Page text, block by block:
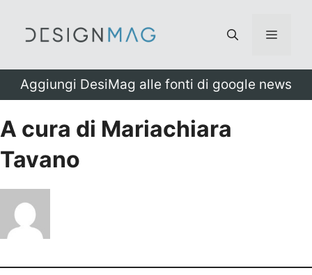
Menu
Aggiungi DesiMag alle fonti di google news
A cura di Mariachiara
Tavano